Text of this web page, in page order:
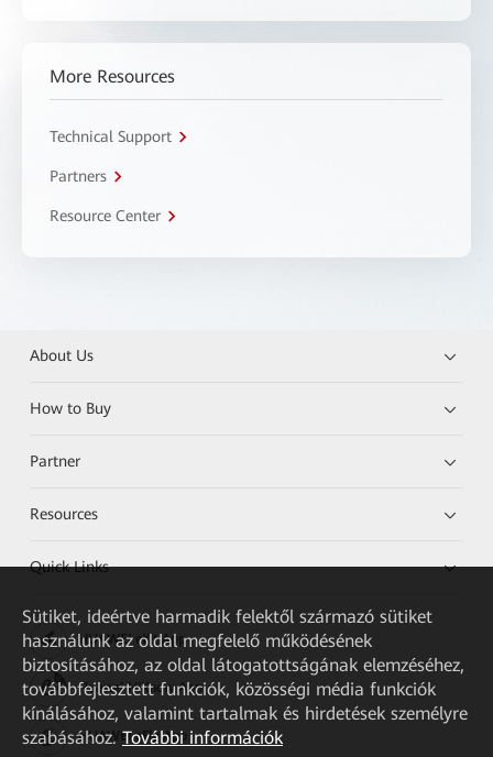
More Resources
Technical Support
Partners
Resource Center
About Us
How to Buy
Partner
Resources
Quick Links
HUAWEI eKit App
Huawei HiKnow App
HUAWEI eFly App
Sütiket, ideértve harmadik felektől származó sütiket
használunk az oldal megfelelő működésének
biztosításához, az oldal látogatottságának elemzéséhez,
továbbfejlesztett funkciók, közösségi média funkciók
kínálásához, valamint tartalmak és hirdetések személyre
szabásához. További információk